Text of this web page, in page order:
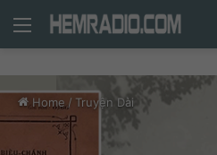
Menu
Home / Truyện Dài